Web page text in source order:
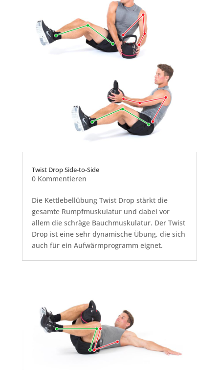
Twist Drop Side-to-Side
0 Kommentieren
Die Kettlebellübung Twist Drop stärkt die
gesamte Rumpfmuskulatur und dabei vor
allem die schräge Bauchmuskulatur. Der Twist
Drop ist eine sehr dynamische Übung, die sich
auch für ein Aufwärmprogramm eignet.